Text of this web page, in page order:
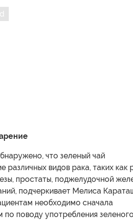
что зеленый чай
видов рака, таких как
простаты, поджелудочной
подчеркивает Мелиса
необходимо сначала
по поводу употребления